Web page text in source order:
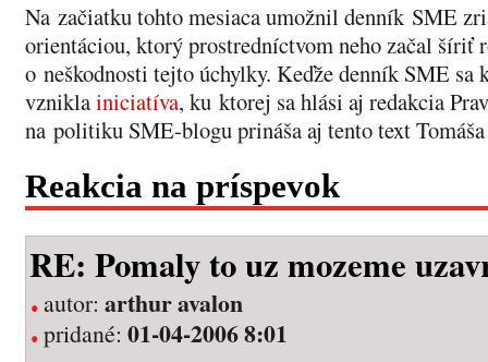
Na začiatku tohto mesiaca umožnil denník SME
orientáciou, ktorý prostredníctvom neho začal šíriť
o neškodnosti tejto úchylky. Keďže denník SME
vzniklainiciatíva, ku ktorej sa hlási aj redakcia
na politiku SME-blogu prináša aj tento text
Reakcia na príspevok
RE: Pomaly to uz mozeme
autor: arthur avalon
pridané: 01-04-2006 8:01